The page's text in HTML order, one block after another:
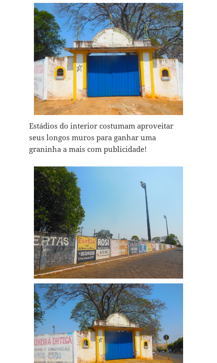
Estádios do interior costumam aproveitar
seus longos muros para ganhar uma
graninha a mais com publicidade!